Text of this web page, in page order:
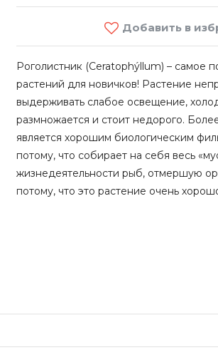
Добавить в
Роголистник (Ceratophýllum) – самое
растений для новичков! Растение
выдерживать слабое освещение,
размножается и стоит недорого.
является хорошим биологическим
потому, что собирает на себя весь
жизнедеятельности рыб, отмершую
потому, что это растение очень